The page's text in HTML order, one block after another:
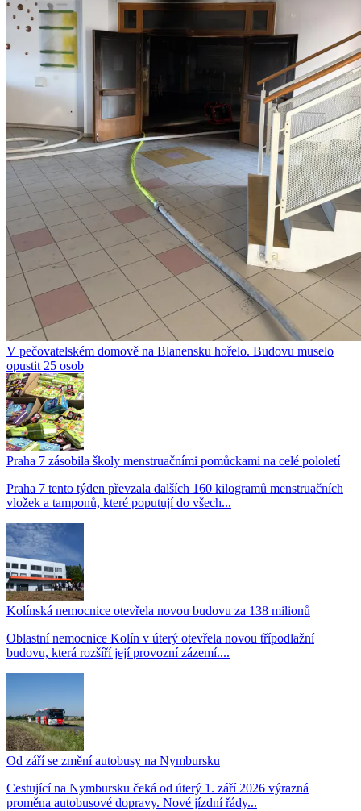
V pečovatelském domově na Blanensku hořelo. Budovu muselo
opustit 25 osob
Praha 7 zásobila školy menstruačními pomůckami na celé pololetí
Praha 7 tento týden převzala dalších 160 kilogramů menstruačních
vložek a tamponů, které poputují do všech...
Kolínská nemocnice otevřela novou budovu za 138 milionů
Oblastní nemocnice Kolín v úterý otevřela novou třípodlažní
budovu, která rozšíří její provozní zázemí....
Od září se změní autobusy na Nymbursku
Cestující na Nymbursku čeká od úterý 1. září 2026 výrazná
proměna autobusové dopravy. Nové jízdní řády...